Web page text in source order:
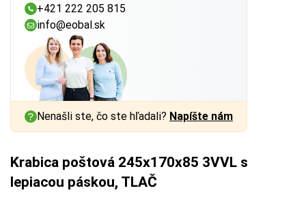
+421 222 205 815
info@eobal.sk
Nenašli ste, čo ste hľadali? Napíšte nám
Krabica poštová 245x170x85 3VVL s
lepiacou páskou, TLAČ